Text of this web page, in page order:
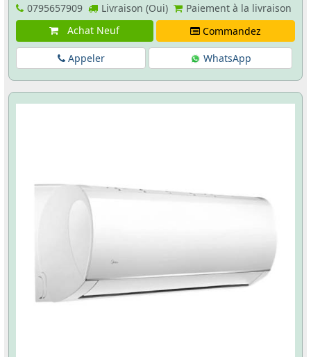
0795657909
Livraison (Oui)
Paiement à la livraison
Achat Neuf
Commandez
Appeler WhatsApp